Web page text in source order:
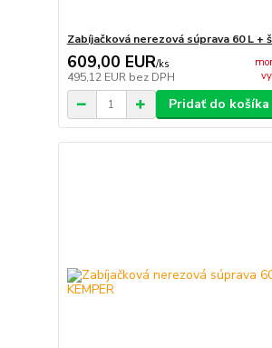
Zabíjačková nerezová súprava 60 L +
609,00 EUR/ks
495,12 EUR bez DPH
Pridať do košíka